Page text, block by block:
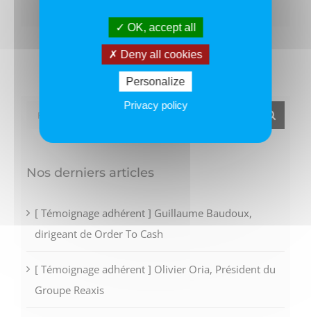
Rechercher:
Nos derniers articles
[ Témoignage adhérent ] Guillaume Baudoux,
dirigeant de Order To Cash
[ Témoignage adhérent ] Olivier Oria, Président du
Groupe Reaxis
OK, accept all
Deny all cookies
Personalize
Privacy policy